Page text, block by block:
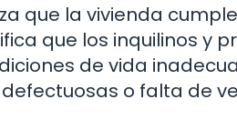
que la vivienda
que los inquilinos y
de vida
o falta de